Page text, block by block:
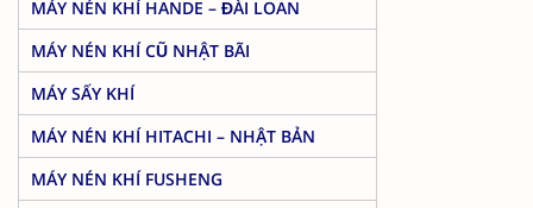
MÁY NÉN KHÍ HANDE – ĐÀI LOAN
MÁY NÉN KHÍ CŨ NHẬT BÃI
MÁY SẤY KHÍ
MÁY NÉN KHÍ HITACHI – NHẬT BẢN
MÁY NÉN KHÍ FUSHENG